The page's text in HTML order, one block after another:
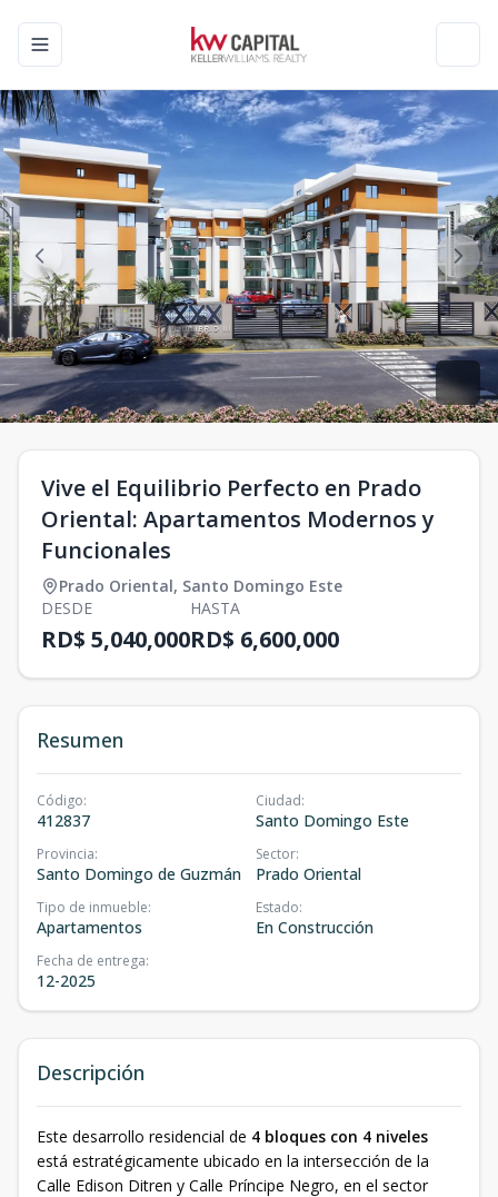
Toggle navigation menu
Vive el Equilibrio Perfecto en Prado
Oriental: Apartamentos Modernos y
Funcionales
Prado Oriental, Santo Domingo Este
DESDE
RD$ 5,040,000
HASTA
RD$ 6,600,000
Resumen
Código:
412837
Ciudad:
Santo Domingo Este
Provincia:
Santo Domingo de Guzmán
Sector:
Prado Oriental
Tipo de inmueble:
Apartamentos
Estado:
En Construcción
Fecha de entrega:
12-2025
Descripción
Este desarrollo residencial de 4 bloques con 4 niveles
está estratégicamente ubicado en la intersección de la
Calle Edison Ditren y Calle Príncipe Negro, en el sector